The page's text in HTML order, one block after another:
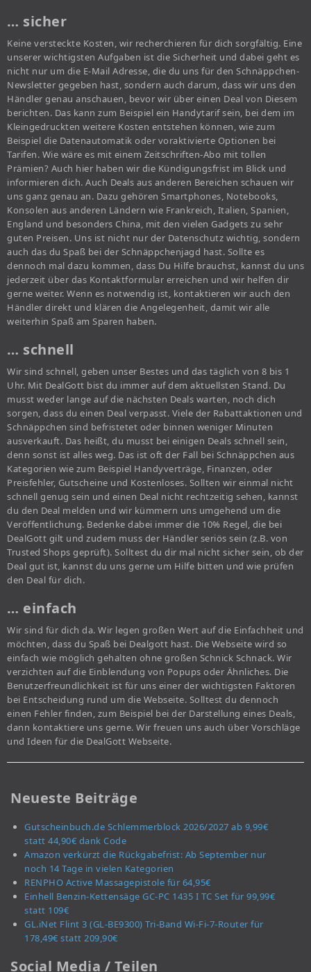
… sicher
Keine versteckte Kosten, wir recherchieren für dich sorgfältig. Eine
unserer wichtigsten Aufgaben ist die Sicherheit und dabei geht es
nicht nur um die E-Mail Adresse, die du uns für den Schnäppchen-
Newsletter gegeben hast, sondern auch darum, dass wir uns den
Händler genau anschauen, bevor wir über einen Deal von Diesem
berichten. Das kann zum Beispiel ein Handytarif sein, bei dem im
Kleingedruckten weitere Kosten entstehen können, wie zum
Beispiel die Datenautomatik oder voraktivierte Optionen bei
Tarifen. Wie wäre es mit einem Zeitschriften-Abo mit tollen
Prämien? Auch hier haben wir die Kündigungsfrist im Blick und
informieren dich. Auch Deals aus anderen Bereichen schauen wir
uns ganz genau an. Dazu gehören Smartphones, Notebooks,
Konsolen aus anderen Ländern wie Frankreich, Italien, Spanien,
England und besonders China, mit den vielen Gadgets zu sehr
guten Preisen. Uns ist nicht nur der Datenschutz wichtig, sondern
auch das du Spaß bei der Schnäppchenjagd hast. Sollte es
dennoch mal dazu kommen, dass Du Hilfe brauchst, kannst du uns
jederzeit über das Kontaktformular erreichen und wir helfen dir
gerne weiter. Wenn es notwendig ist, kontaktieren wir auch den
Händler direkt und klären die Angelegenheit, damit wir alle
weiterhin Spaß am Sparen haben.
… schnell
Wir sind schnell, geben unser Bestes und das täglich von 8 bis 1
Uhr. Mit DealGott bist du immer auf dem aktuellsten Stand. Du
musst weder lange auf die nächsten Deals warten, noch dich
sorgen, dass du einen Deal verpasst. Viele der Rabattaktionen und
Schnäppchen sind befristetet oder binnen weniger Minuten
ausverkauft. Das heißt, du musst bei einigen Deals schnell sein,
denn sonst ist alles weg. Das ist oft der Fall bei Schnäppchen aus
Kategorien wie zum Beispiel Handyverträge, Finanzen, oder
Preisfehler, Gutscheine und Kostenloses. Sollten wir einmal nicht
schnell genug sein und einen Deal nicht rechtzeitig sehen, kannst
du den Deal melden und wir kümmern uns umgehend um die
Veröffentlichung. Bedenke dabei immer die 10% Regel, die bei
DealGott gilt und zudem muss der Händler seriös sein (z.B. von
Trusted Shops geprüft). Solltest du dir mal nicht sicher sein, ob der
Deal gut ist, kannst du uns gerne um Hilfe bitten und wie prüfen
den Deal für dich.
… einfach
Wir sind für dich da. Wir legen großen Wert auf die Einfachheit und
möchten, dass du Spaß bei Dealgott hast. Die Webseite wird so
einfach wie möglich gehalten ohne großen Schnick Schnack. Wir
verzichten auf die Einblendung von Popups oder Ähnliches. Die
Benutzerfreundlichkeit ist für uns einer der wichtigsten Faktoren
bei Entscheidung rund um die Webseite. Solltest du dennoch
einen Fehler finden, zum Beispiel bei der Darstellung eines Deals,
dann kontaktiere uns gerne. Wir freuen uns auch über Vorschläge
und Ideen für die DealGott Webseite.
Neueste Beiträge
Gutscheinbuch.de Schlemmerblock 2026/2027 ab 9,99€
statt 44,90€ dank Code
Amazon verkürzt die Rückgabefrist: Ab September nur
noch 14 Tage in vielen Kategorien
RENPHO Active Massagepistole für 64,95€
Einhell Benzin-Kettensäge GC-PC 1435 I TC Set für 99,99€
statt 109€
GL.iNet Flint 3 (GL-BE9300) Tri-Band Wi-Fi-7-Router für
178,49€ statt 209,90€
Social Media / Teilen